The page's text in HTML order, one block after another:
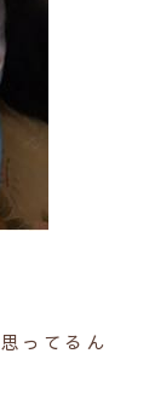
ってるん